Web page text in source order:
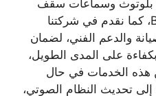
بلوتوث وسماعات سقف
JPL وسماعات سقف BOSE، كما نقدم في شركتنا
والدعم الفني، لضمان
على المدى الطويل،
هذه الخدمات في حال
تحديث النظام الصوتي،